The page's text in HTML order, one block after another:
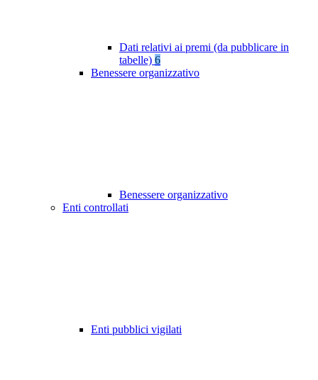
Dati relativi ai premi (da pubblicare in
tabelle) 6
Benessere organizzativo
Benessere organizzativo
Enti controllati
Enti pubblici vigilati